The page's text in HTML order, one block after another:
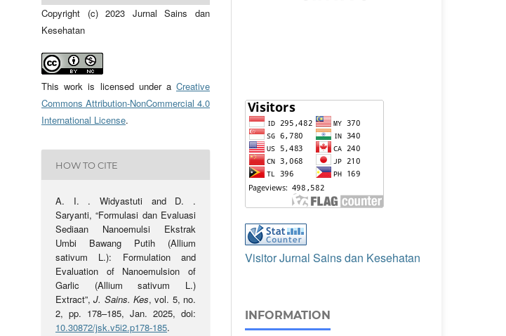
Copyright (c) 2023 Jurnal Sains dan
Kesehatan
This work is licensed under a Creative
Commons Attribution-NonCommercial 4.0
International License.
HOW TO CITE
A. I. . Widyastuti and D. .
Saryanti, “Formulasi dan Evaluasi
Sediaan Nanoemulsi Ekstrak
Umbi Bawang Putih (Allium
sativum L.): Formulation and
Evaluation of Nanoemulsion of
Garlic (Allium sativum L.)
Extract”,J. Sains. Kes, vol. 5, no.
2, pp. 178–185, Jan. 2025, doi:
10.30872/jsk.v5i2.p178-185.
Visitor Jurnal Sains dan Kesehatan
INFORMATION